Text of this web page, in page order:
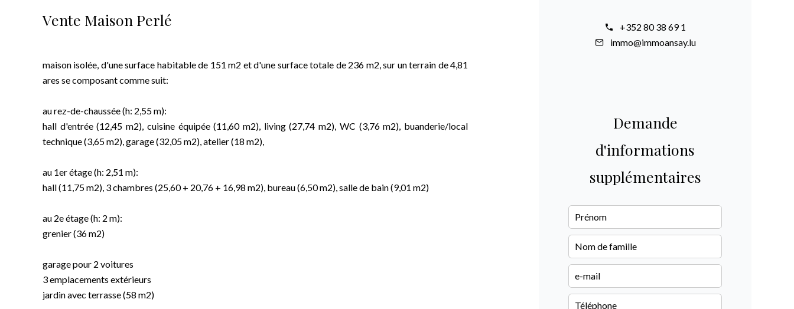
Vente Maison Perlé
maison isolée, d'une surface habitable de 151 m2 et d'une surface totale de 236 m2, sur un terrain de 4,81
ares se composant comme suit:
au rez-de-chaussée (h: 2,55 m):
hall d'entrée (12,45 m2), cuisine équipée (11,60 m2), living (27,74 m2), WC (3,76 m2), buanderie/local
technique (3,65 m2), garage (32,05 m2), atelier (18 m2),
au 1er étage (h: 2,51 m):
hall (11,75 m2), 3 chambres (25,60 + 20,76 + 16,98 m2), bureau (6,50 m2), salle de bain (9,01 m2)
au 2e étage (h: 2 m):
grenier (36 m2)
garage pour 2 voitures
3 emplacements extérieurs
jardin avec terrasse (58 m2)
+352 80 38 69 1
immo@immoansay.lu
Demande
d'informations
supplémentaires